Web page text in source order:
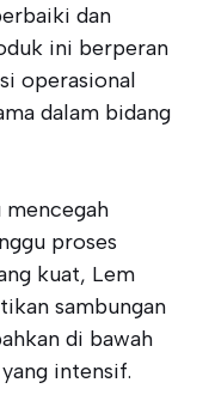
dan
ini berperan
operasional
dalam bidang
mencegah
proses
kuat, Lem
sambungan
di bawah
intensif.